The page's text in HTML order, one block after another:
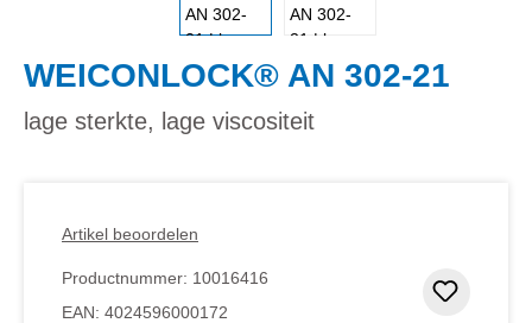
WEICONLOCK® AN 302-21
lage sterkte, lage viscositeit
Artikel beoordelen
Productnummer: 10016416
EAN: 4024596000172